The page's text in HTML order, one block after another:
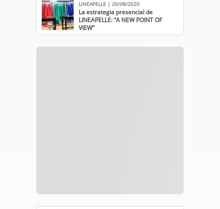
LINEAPELLE | 20/08/2020
La estrategia presencial de
LINEAPELLE: “A NEW POINT OF
VIEW”